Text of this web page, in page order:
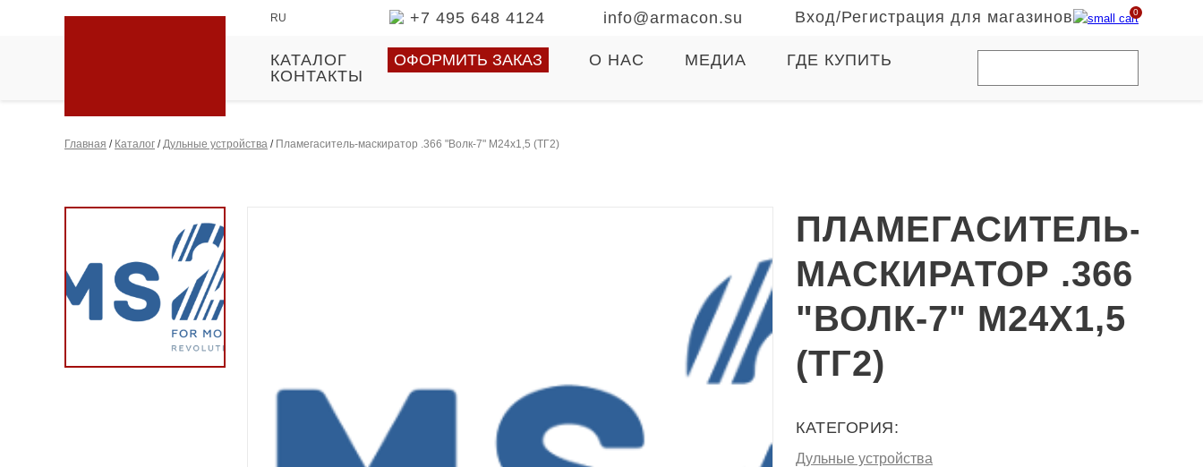
RU +7 495 648 4124 info@armacon.su Вход/Регистрация для магазинов 0
КАТАЛОГ ОФОРМИТЬ ЗАКАЗ О НАС МЕДИА
ГДЕ КУПИТЬ
КОНТАКТЫ
Главная / Каталог /Дульные устройства / Пламегаситель-маскиратор .366 "Волк-7" М24х1,5 (ТГ2)
ПЛАМЕГАСИТЕЛЬ-
МАСКИРАТОР .366
"ВОЛК-7" М24Х1,5
(ТГ2)
КАТЕГОРИЯ:
Дульные устройства